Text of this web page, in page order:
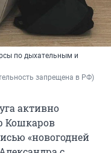
по дыхательным и
запрещена в РФ)
активно
Кошкаров
«новогодней